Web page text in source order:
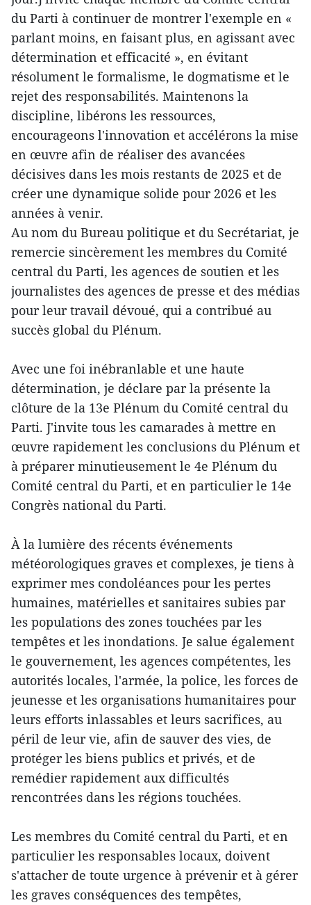
du Parti à continuer de montrer l'exemple en «
parlant moins, en faisant plus, en agissant avec
détermination et efficacité », en évitant
résolument le formalisme, le dogmatisme et le
rejet des responsabilités. Maintenons la
discipline, libérons les ressources,
encourageons l'innovation et accélérons la mise
en œuvre afin de réaliser des avancées
décisives dans les mois restants de 2025 et de
créer une dynamique solide pour 2026 et les
années à venir.
Au nom du Bureau politique et du Secrétariat, je
remercie sincèrement les membres du Comité
central du Parti, les agences de soutien et les
journalistes des agences de presse et des médias
pour leur travail dévoué, qui a contribué au
succès global du Plénum.
Avec une foi inébranlable et une haute
détermination, je déclare par la présente la
clôture de la 13e Plénum du Comité central du
Parti. J'invite tous les camarades à mettre en
œuvre rapidement les conclusions du Plénum et
à préparer minutieusement le 4e Plénum du
Comité central du Parti, et en particulier le 14e
Congrès national du Parti.
À la lumière des récents événements
météorologiques graves et complexes, je tiens à
exprimer mes condoléances pour les pertes
humaines, matérielles et sanitaires subies par
les populations des zones touchées par les
tempêtes et les inondations. Je salue également
le gouvernement, les agences compétentes, les
autorités locales, l'armée, la police, les forces de
jeunesse et les organisations humanitaires pour
leurs efforts inlassables et leurs sacrifices, au
péril de leur vie, afin de sauver des vies, de
protéger les biens publics et privés, et de
remédier rapidement aux difficultés
rencontrées dans les régions touchées.
Les membres du Comité central du Parti, et en
particulier les responsables locaux, doivent
s'attacher de toute urgence à prévenir et à gérer
les graves conséquences des tempêtes,